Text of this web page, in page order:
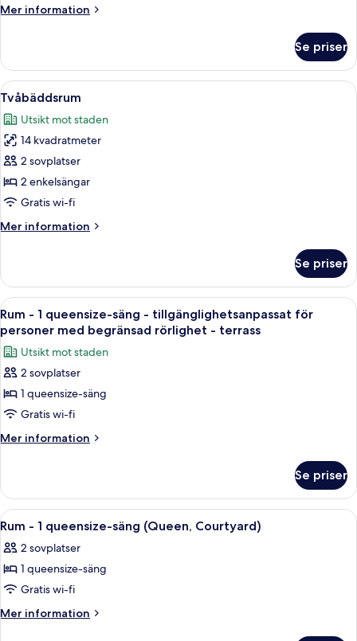
Mer information
Mer
-
terrass
Se priser
Öppna
alla
foton
för
Tvåbäddsrum
Ett hotellrum med två sängar, en
10
Tvåbäddsrum
Utsikt mot staden
14 kvadratmeter
2 sovplatser
2 enkelsängar
Gratis wi-fi
Mer information
Mer
Se priser
Öppna
alla
foton
för
Rum
-
1
queensize-
tillgänglighetsanpassat
för
personer
med
begränsad
rörlighet
terrass
Ett modernt hotellrum med en stor
10
Rum - 1 queensize-säng - tillgänglighetsanpassat för
personer med begränsad rörlighet - terrass
Utsikt mot staden
2 sovplatser
1 queensize-säng
Gratis wi-fi
Mer information
Mer
-
queensize-
-
tillgänglighetsanpassat
personer
med
begränsad
Se priser
Öppna
alla
foton
för
Rum
-
Ett modernt badrum med en stor
9
Rum - 1 queensize-säng (Queen, Courtyard)
2 sovplatser
1 queensize-säng
Gratis wi-fi
Mer information
Mer